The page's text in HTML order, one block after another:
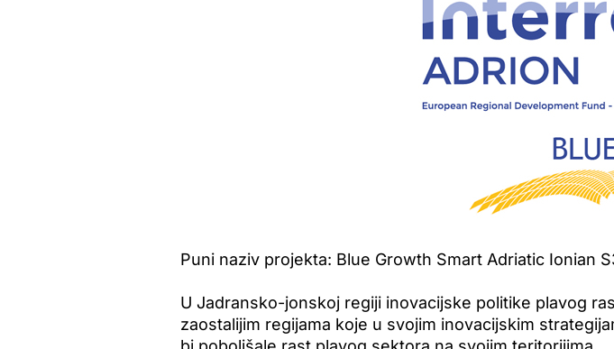
Puni naziv projekta: Blue Growth Smart Adriatic Ionian
U Jadransko-jonskoj regiji inovacijske politike plavog
zaostalijim regijama koje u svojim inovacijskim